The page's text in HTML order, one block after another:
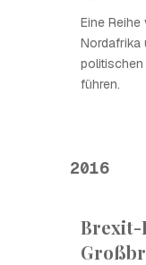
Eine
Nordafrika
politischen
führen.
2016
Brexit-